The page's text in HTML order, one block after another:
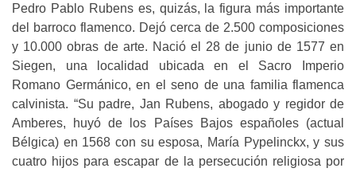
Pedro Pablo Rubens es, quizás, la figura más importante
del barroco flamenco. Dejó cerca de 2.500 composiciones
y 10.000 obras de arte. Nació el 28 de junio de 1577 en
Siegen, una localidad ubicada en el Sacro Imperio
Romano Germánico, en el seno de una familia flamenca
calvinista. “Su padre, Jan Rubens, abogado y regidor de
Amberes, huyó de los Países Bajos españoles (actual
Bélgica) en 1568 con su esposa, María Pypelinckx, y sus
cuatro hijos para escapar de la persecución religiosa por